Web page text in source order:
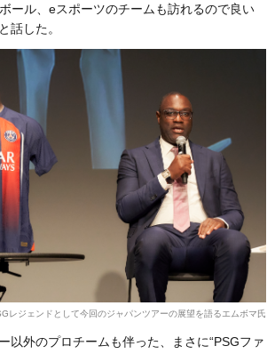
ール、eスポーツのチームも訪れるので良い
話した。
レジェンドとして今回のジャパンツアーの展望を語るエムボマ氏
以外のプロチームも伴った、まさに“PSGファ